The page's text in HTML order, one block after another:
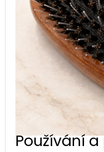
Používání